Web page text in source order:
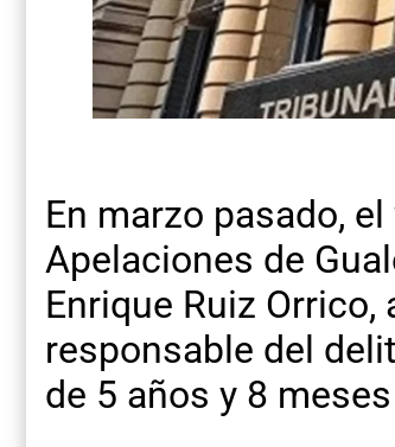
En marzo pasado,
Apelaciones de
Enrique Ruiz
responsable del
de 5 años y 8